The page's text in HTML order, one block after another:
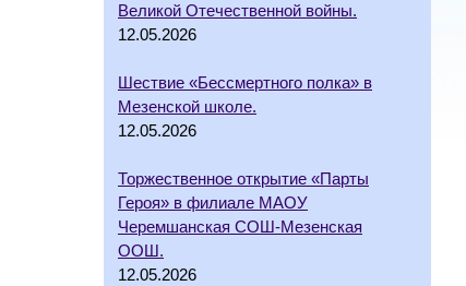
Великой Отечественной войны.
12.05.2026
Шествие «Бессмертного полка» в
Мезенской школе.
12.05.2026
Торжественное открытие «Парты
Героя» в филиале МАОУ
Черемшанская СОШ-Мезенская
ООШ.
12.05.2026